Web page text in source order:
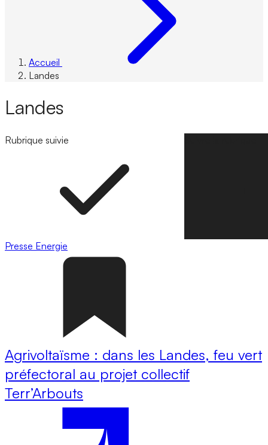
Accueil
Landes
Landes
Rubrique suivie
Presse Energie
Agrivoltaïsme : dans les Landes, feu vert
préfectoral au projet collectif
Terr’Arbouts